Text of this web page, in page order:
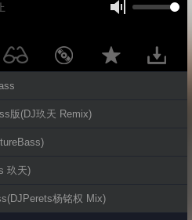
版(DJ玖天 Remix)
玖天)
杨铭权 Mix)